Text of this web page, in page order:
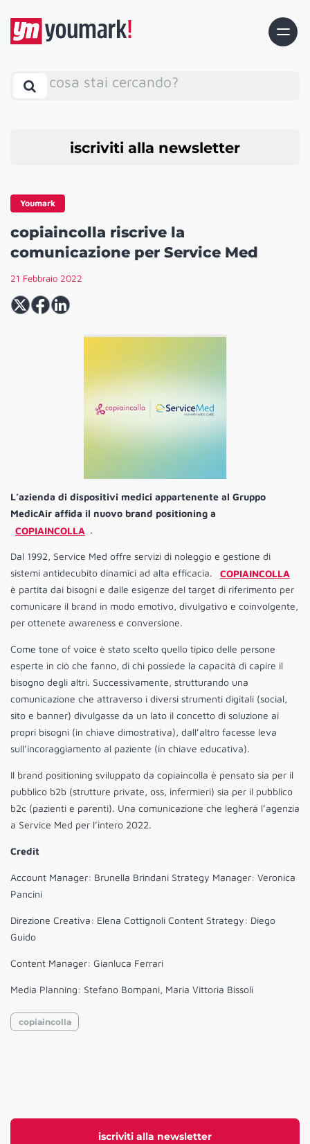
cosa stai cercando?
iscriviti alla newsletter
iscriviti alla newsletter
Youmark
copiaincolla riscrive la
comunicazione per Service Med
21 Febbraio 2022
L’azienda di dispositivi medici appartenente al Gruppo
MedicAir affida il nuovo brand positioning a
COPIAINCOLLA .
Dal 1992, Service Med offre servizi di noleggio e gestione di
sistemi antidecubito dinamici ad alta efficacia.
COPIAINCOLLA
è partita dai bisogni e dalle esigenze del target di riferimento per
comunicare il brand in modo emotivo, divulgativo e coinvolgente,
per ottenete awareness e conversione.
Come tone of voice è stato scelto quello tipico delle persone
esperte in ciò che fanno, di chi possiede la capacità di capire il
bisogno degli altri. Successivamente, strutturando una
comunicazione che attraverso i diversi strumenti digitali (social,
sito e banner) divulgasse da un lato il concetto di soluzione ai
propri bisogni (in chiave dimostrativa), dall’altro facesse leva
sull’incoraggiamento al paziente (in chiave educativa).
Il brand positioning sviluppato da copiaincolla è pensato sia per il
pubblico b2b (strutture private, oss, infermieri) sia per il pubblico
b2c (pazienti e parenti). Una comunicazione che legherà l’agenzia
a Service Med per l’intero 2022.
Credit
Account Manager: Brunella Brindani Strategy Manager: Veronica
Pancini
Direzione Creativa: Elena Cottignoli Content Strategy: Diego
Guido
Content Manager: Gianluca Ferrari
Media Planning: Stefano Bompani, Maria Vittoria Bissoli
copiaincolla